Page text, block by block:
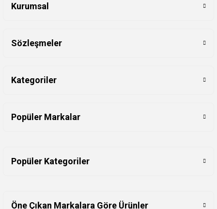
Kurumsal
Sözleşmeler
Kategoriler
Popüler Markalar
Popüler Kategoriler
Öne Çıkan Markalara Göre Ürünler